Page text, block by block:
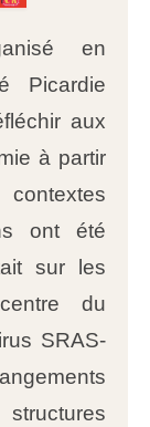
en
Picardie
aux
à partir
ont été
sur les
du
SRAS-